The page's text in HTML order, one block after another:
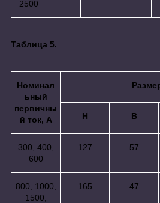
2500
Таблица 5.
Номинал
ьный
первичны
й ток, А
H B
300, 400,
600
127 57
800, 1000,
1500,
165 47